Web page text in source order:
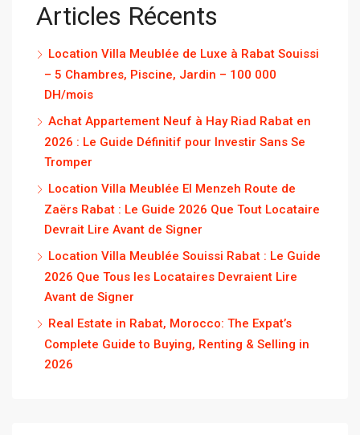
Articles Récents
Location Villa Meublée de Luxe à Rabat Souissi
– 5 Chambres, Piscine, Jardin – 100 000
DH/mois
Achat Appartement Neuf à Hay Riad Rabat en
2026 : Le Guide Définitif pour Investir Sans Se
Tromper
Location Villa Meublée El Menzeh Route de
Zaërs Rabat : Le Guide 2026 Que Tout Locataire
Devrait Lire Avant de Signer
Location Villa Meublée Souissi Rabat : Le Guide
2026 Que Tous les Locataires Devraient Lire
Avant de Signer
Real Estate in Rabat, Morocco: The Expat’s
Complete Guide to Buying, Renting & Selling in
2026